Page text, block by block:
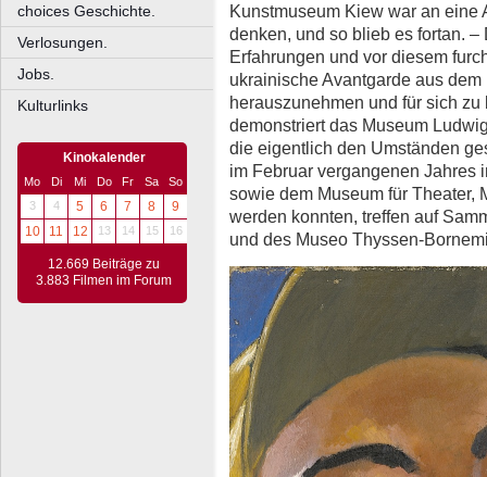
choices Geschichte.
Verlosungen.
Jobs.
Kulturlinks
Kinokalender
Mo Di Mi Do Fr Sa
So
3
4 5 6 7 8
9
10
11 12 13 14 15 16
12.669 Beiträge zu
3.883 Filmen im Forum
Kunstmuseum Kiew war an
denken, und so blieb es fortan.
Erfahrungen und vor diesem
ukrainische Avantgarde aus
herauszunehmen und für sich
demonstriert das Museum
die eigentlich den Umständen
im Februar vergangenen Jahres
sowie dem Museum für Theater,
werden konnten, treffen auf
und des Museo Thyssen-